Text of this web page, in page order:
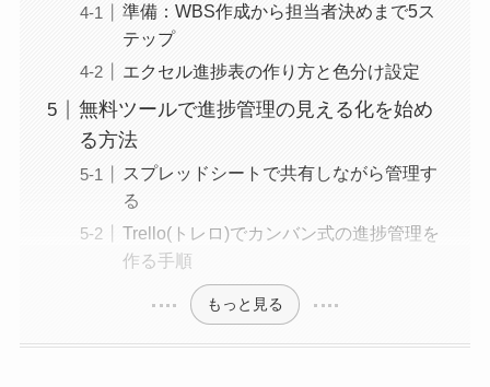
準備：WBS作成から担当者決めまで5ス
テップ
エクセル進捗表の作り方と色分け設定
無料ツールで進捗管理の見える化を始め
る方法
スプレッドシートで共有しながら管理す
る
Trello(トレロ)でカンバン式の進捗管理を
作る手順
もっと見る